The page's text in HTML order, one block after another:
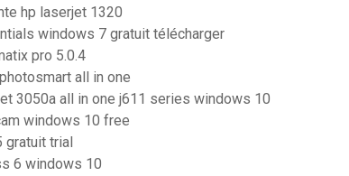
hp laserjet 1320
windows 7 gratuit télécharger
pro 5.0.4
all in one
3050a all in one j611 series windows 10
windows 10 free
gratuit trial
6 windows 10